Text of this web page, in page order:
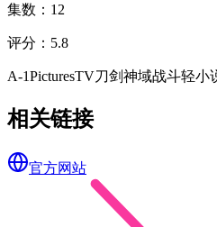
集数 ： 12
评分 ： 5.8
A-1PicturesTV刀剑神域战斗轻小
相关链接
官方网站